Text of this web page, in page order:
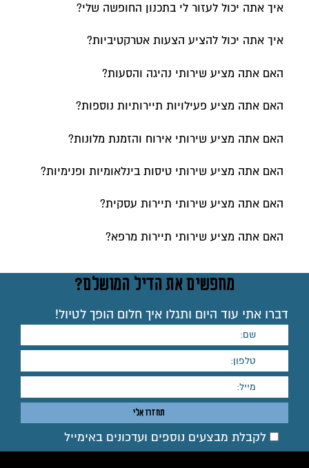
איך אתה יכול לעזור לי בתכנון החופשה שלי?
איך אתה יכול להציע הצעות אטרקטיביות?
האם אתה מציע שירותי נהיגה והסעות?
האם אתה מציע פעילויות תיירותיות נוספות?
האם אתה מציע שירותי אירוח והזמנת מלונות?
האם אתה מציע שירותי טיסות בינלאומיות ופנימיות?
האם אתה מציע שירותי תיירות עסקית?
האם אתה מציע שירותי תיירות מרפא?
מחפשים את הדיל המושלם?
דברו אתי עוד היום ותגלו איך חלום הופך לטיול!
לקבלת מבצעים נוספים ועדכונים באימייל